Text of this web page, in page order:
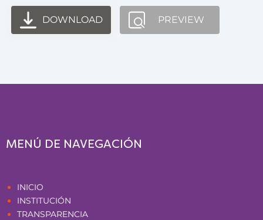
DOWNLOAD PREVIEW
MENÚ DE NAVEGACIÓN
INICIO
INSTITUCIÓN
TRANSPARENCIA